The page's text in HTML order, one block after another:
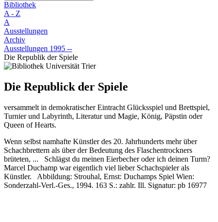
Bibliothek
A - Z
A
Ausstellungen
Archiv
Ausstellungen 1995 --
Die Republik der Spiele
Die Republick der Spiele
versammelt in demokratischer Eintracht Glücksspiel und Brettspiel,
Turnier und Labyrinth, Literatur und Magie, König, Päpstin oder
Queen of Hearts.
Wenn selbst namhafte Künstler des 20. Jahrhunderts mehr über
Schachbrettern als über der Bedeutung des Flaschentrockners
brüteten, ... Schlägst du meinen Eierbecher oder ich deinen Turm?
Marcel Duchamp war eigentlich viel lieber Schachspieler als
Künstler. Abbildung: Strouhal, Ernst: Duchamps Spiel Wien:
Sonderzahl-Verl.-Ges., 1994. 163 S.: zahlr. Ill. Signatur: pb 16977